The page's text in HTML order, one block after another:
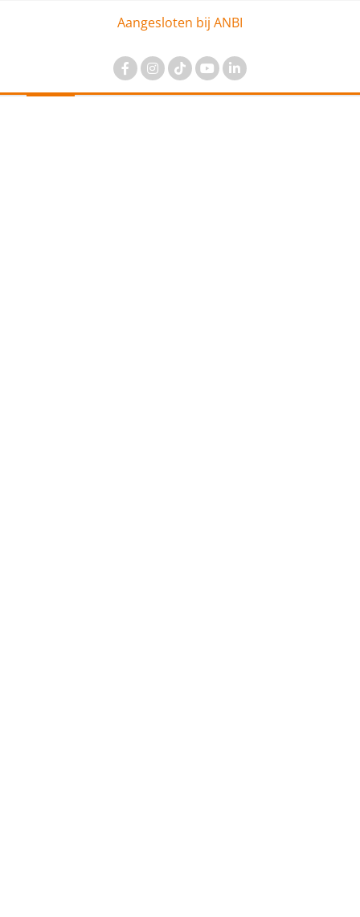
Aangesloten bij ANBI